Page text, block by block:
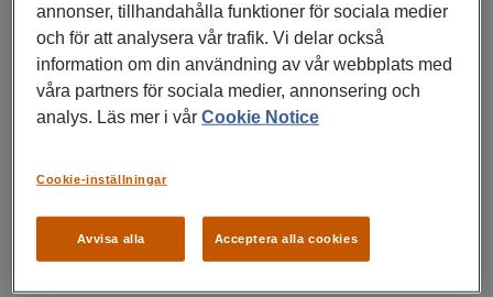
Ekonom,
Redovisningsekonom eller
Controller?
Karlskrona
Rekrytering till företag
LÄS MER
annonser, tillhandahålla funktioner för sociala medier
och för att analysera vår trafik. Vi delar också
information om din användning av vår webbplats med
våra partners för sociala medier, annonsering och
analys. Läs mer i vårCookie Notice
Avvisa alla Acceptera alla cookies
Cookie-inställningar